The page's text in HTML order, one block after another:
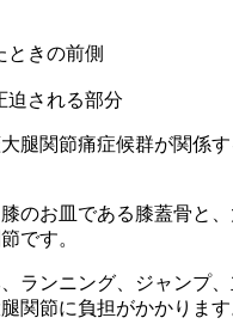
ときの前側
迫される部分
腿関節痛症候群が関係す
のお皿である膝蓋骨と
です。
ランニング、ジャンプ
関節に負担がかかります